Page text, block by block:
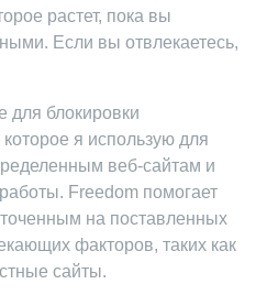
растет, пока вы
Если вы отвлекаетесь,
для блокировки
я использую для
веб-сайтам и
Freedom помогает
на поставленных
факторов, таких как
сайты.